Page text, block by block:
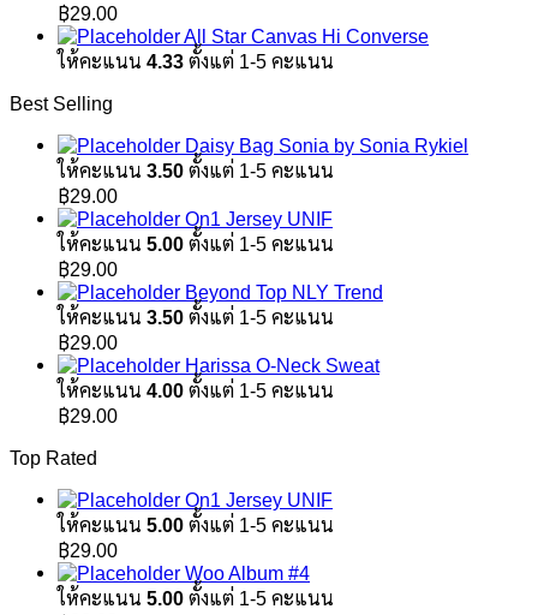
฿29.00
All Star Canvas Hi Converse
ให้คะแนน 4.33 ตั้งแต่ 1-5 คะแนน
Best Selling
Daisy Bag Sonia by Sonia Rykiel
ให้คะแนน 3.50 ตั้งแต่ 1-5 คะแนน
฿29.00
On1 Jersey UNIF
ให้คะแนน 5.00 ตั้งแต่ 1-5 คะแนน
฿29.00
Beyond Top NLY Trend
ให้คะแนน 3.50 ตั้งแต่ 1-5 คะแนน
฿29.00
Harissa O-Neck Sweat
ให้คะแนน 4.00 ตั้งแต่ 1-5 คะแนน
฿29.00
Top Rated
On1 Jersey UNIF
ให้คะแนน 5.00 ตั้งแต่ 1-5 คะแนน
฿29.00
Woo Album #4
ให้คะแนน 5.00 ตั้งแต่ 1-5 คะแนน